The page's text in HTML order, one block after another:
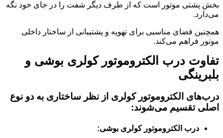
بخش پشتی موتور است که از طرف دیگر شفت را در جای خود نگه
می‌دارد.
همچنین فضای مناسبی برای تهویه و پشتیبانی از ساختار داخلی
موتور فراهم می‌کند.
تفاوت درب الکتروموتور کولری بوشی و
بلبرینگی
درب‌های الکتروموتور کولری از نظر ساختاری به دو نوع
اصلی تقسیم می‌شوند:
درب الکتروموتور کولری بوشی: